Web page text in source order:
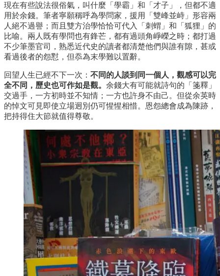
現在有些說法很俗氣，叫什麼「學霸」和「才子」，但都不適
用於余錢。筆者寧願稱呼為學問家，援用「雙峰並峙」形容兩
人絕不過譽；而且雙方治學恰恰可代入「刺蝟」和「狐狸」的
比喻。兩人既有學問也有鋒芒，都有過頭角崢嶸之時；都打過
不少筆墨官司，熟悉近代史的讀者都清楚他們與誰有隙，甚或
看過後者的怨懟，但忝為末學難以置辭。
回望人生已經不下一次： 不同的人談到同一個人，觀感可以完
全不同，歷史也可作如是觀。 余錢大有可能就詩句的「箋釋」
交過手，一方初時並不知情；一方也許身不由己。但從余英時
的悼文可見即使立場迥別仍可惺惺相惜。恩怨總會成為陳跡，
把持得住大節就值得尊敬。